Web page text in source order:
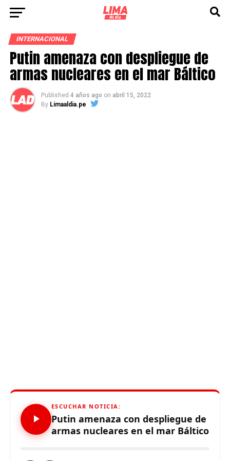
INTERNACIONAL
Putin amenaza con despliegue de
armas nucleares en el mar Báltico
Published 4 años ago on abril 15, 2022
By Limaaldia.pe
ESCUCHAR NOTICIA:
Putin amenaza con despliegue de
armas nucleares en el mar Báltico